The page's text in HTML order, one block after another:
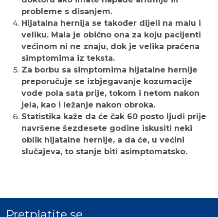
probleme s disanjem.
Hijatalna hernija se također dijeli na malu i
veliku. Mala je obično ona za koju pacijenti
većinom ni ne znaju, dok je velika praćena
simptomima iz teksta.
Za borbu sa simptomima hijatalne hernije
preporučuje se izbjegavanje kozumacije
vode pola sata prije, tokom i netom nakon
jela, kao i ležanje nakon obroka.
Statistika kaže da će čak 60 posto ljudi prije
navršene šezdesete godine iskusiti neki
oblik hijatalne hernije, a da će, u većini
slučajeva, to stanje biti asimptomatsko.